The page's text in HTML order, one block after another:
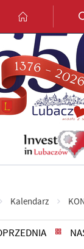
czcionki.
strony.
Kalendarz